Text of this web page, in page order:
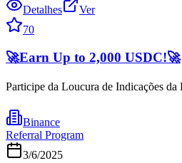
Detalhes
Ver
70
🚀Earn Up to 2,000 USDC!🚀
Participe da Loucura de Indicações
Binance
Referral Program
3/6/2025